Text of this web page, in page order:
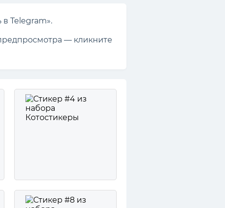
Telegram».
— кликните